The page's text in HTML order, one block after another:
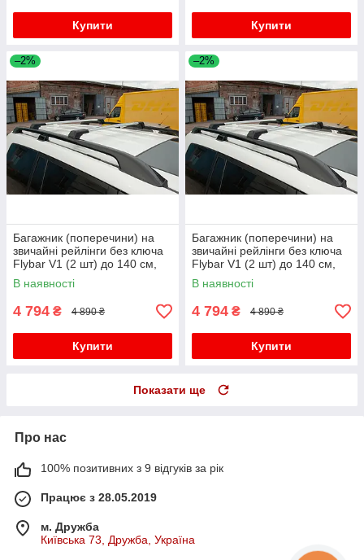
Купити Купити
–2%
Багажник (поперечини) на
звичайні рейлінги без ключа
Flybar V1 (2 шт) до 140 см,
Сірий для Mitsubishi L200
2006-2015 рр
В наявності
4 794 ₴ 4 890 ₴
Купити
–2%
Багажник (поперечини) на
звичайні рейлінги без ключа
Flybar V1 (2 шт) до 140 см,
Чорний для Mitsubishi L200
2006-2015 рр
В наявності
4 794 ₴ 4 890 ₴
Купити
Показати ще
Про нас
100% позитивних з 9 відгуків за рік
Працює з 28.05.2019
м. Дружба
Київська 73, Дружба, Україна